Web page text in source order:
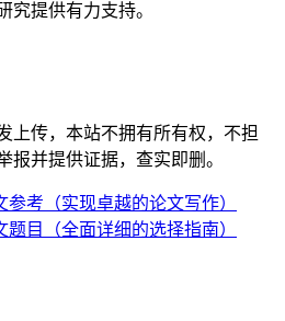
究提供有力支持。
上传，本站不拥有所有权，不担
报并提供证据，查实即删。
参考（实现卓越的论文写作）
题目（全面详细的选择指南）